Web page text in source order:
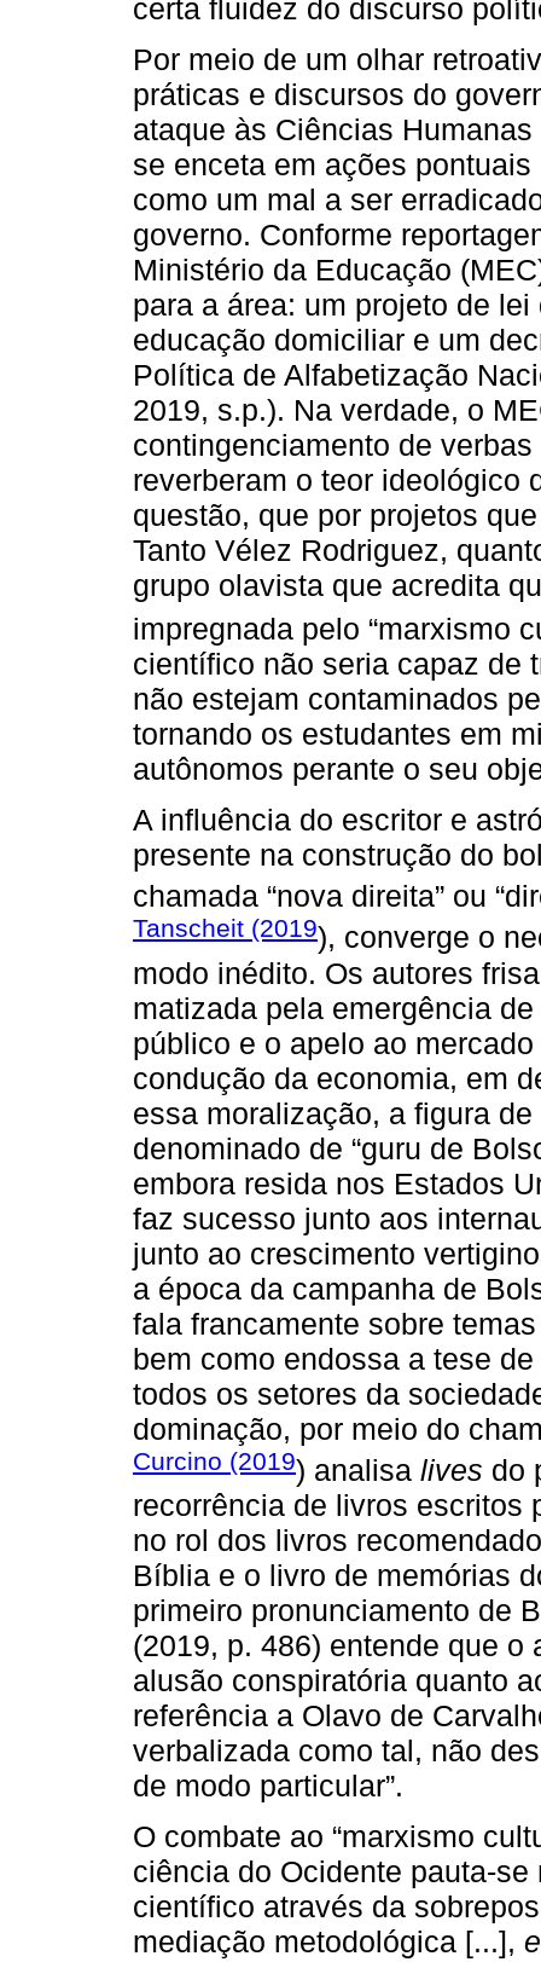
certa fluidez do discurso
Por meio de um olhar
práticas e discursos do
ataque às Ciências
se enceta em ações
como um mal a ser
governo. Conforme
Ministério da Educação
para a área: um projeto de
educação domiciliar e um
Política de Alfabetização
2019, s.p.). Na verdade, o
contingenciamento de
reverberam o teor ideológico
questão, que por projetos
Tanto Vélez Rodriguez,
grupo olavista que acredita
impregnada pelo “marxismo
científico não seria capaz de
não estejam contaminados
tornando os estudantes em
autônomos perante o seu
A influência do escritor e
presente na construção do
chamada “nova direita” ou
Tanscheit (2019), converge o
modo inédito. Os autores
matizada pela emergência
público e o apelo ao
condução da economia, em
essa moralização, a figura
denominado de “guru de
embora resida nos Estados
faz sucesso junto aos
junto ao crescimento
a época da campanha de
fala francamente sobre
bem como endossa a tese
todos os setores da
dominação, por meio do
Curcino (2019) analisa lives do
recorrência de livros escritos
no rol dos livros
Bíblia e o livro de memórias
primeiro pronunciamento de
(2019, p. 486) entende que o
alusão conspiratória quanto
referência a Olavo de
verbalizada como tal, não
de modo particular”.
O combate ao “marxismo
ciência do Ocidente pauta-se
científico através da
mediação metodológica [...],